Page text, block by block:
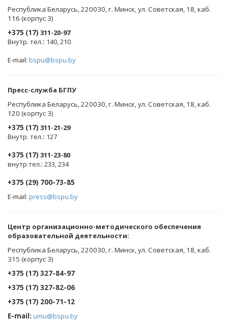
Республика Беларусь, 220030, г. Минск, ул. Советская, 18, каб.
116 (корпус 3)
+375 (17) 311-20-97
Внутр. тел.: 140, 210
E-mail: bspu@bspu.by
Пресс-служба БГПУ
Республика Беларусь, 220030, г. Минск, ул. Советская, 18, каб.
120 (корпус 3)
+375 (17) 311-21-29
Внутр. тел.: 127
+375 (17) 311-23-80
внутр.тел.: 233, 234
+375 (29) 700-73-85
E-mail: press@bspu.by
Центр организационно-методического обеспечения
образовательной деятельности:
Республика Беларусь, 220030, г. Минск, ул. Советская, 18, каб.
315 (корпус 3)
+375 (17) 327-84-97
+375 (17) 327-82-06
+375 (17) 200-71-12
E-mail: umu@bspu.by